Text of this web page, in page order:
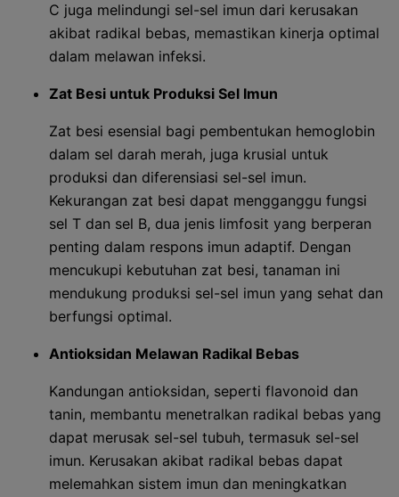
C juga melindungi sel-sel imun dari kerusakan
akibat radikal bebas, memastikan kinerja optimal
dalam melawan infeksi.
Zat Besi untuk Produksi Sel Imun
Zat besi esensial bagi pembentukan hemoglobin
dalam sel darah merah, juga krusial untuk
produksi dan diferensiasi sel-sel imun.
Kekurangan zat besi dapat mengganggu fungsi
sel T dan sel B, dua jenis limfosit yang berperan
penting dalam respons imun adaptif. Dengan
mencukupi kebutuhan zat besi, tanaman ini
mendukung produksi sel-sel imun yang sehat dan
berfungsi optimal.
Antioksidan Melawan Radikal Bebas
Kandungan antioksidan, seperti flavonoid dan
tanin, membantu menetralkan radikal bebas yang
dapat merusak sel-sel tubuh, termasuk sel-sel
imun. Kerusakan akibat radikal bebas dapat
melemahkan sistem imun dan meningkatkan